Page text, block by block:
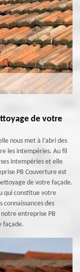
de votre
nous met à l’abri des
les intempéries. Au fil
intempéries et elle
PB Couverture est
de votre façade.
qui constitue votre
des
entreprise PB
façade.